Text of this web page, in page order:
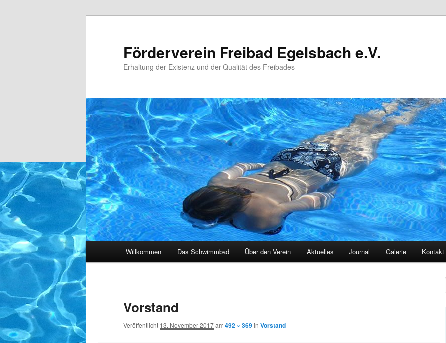
Förderverein Freibad Egelsbach e.V.
Erhaltung der Existenz und der Qualität des Freibades
Willkommen Das Schwimmbad Über den Verein Aktuelles Journal Galerie Kontakt
Vorstand
Veröffentlicht 13. November 2017am 492 × 369in Vorstand